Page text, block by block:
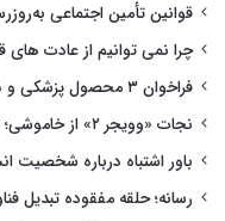
قوانین تأمین اجتماعی
چرا نمی توانیم از عادت
فراخوان ۳ محصول پزشکی و دارویی به دلیل خطرهای کیفی و ایمنی
نجات «وویجر ۲» از خاموشی؛ تدبیر ناسا برای حفظ کاوشگر ۴۸ ساله
باور اشتباه درباره شخصیت
رسانه؛ حلقه مفقوده تبدیل